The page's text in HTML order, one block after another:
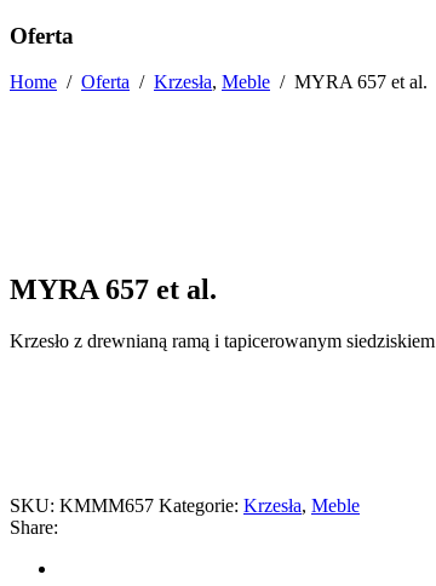
Oferta
Home / Oferta / Krzesła, Meble / MYRA 657 et al.
MYRA 657 et al.
Krzesło z drewnianą ramą i tapicerowanym siedziskiem
SKU: KMMM657 Kategorie: Krzesła, Meble
Share: